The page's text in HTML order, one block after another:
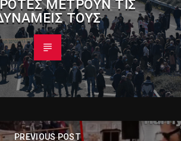
ΜΕΤΡΟΎΝ ΤΙΣ
ΤΟΥΣ
PREVIOUS POST